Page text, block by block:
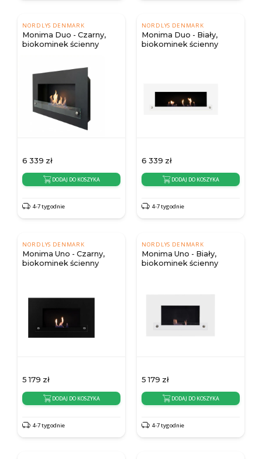
NORDLYS DENMARK
Monima Duo - Czarny,
biokominek ścienny
6 339 zł
DODAJ DO KOSZYKA
4-7 tygodnie
NORDLYS DENMARK
Monima Duo - Biały,
biokominek ścienny
6 339 zł
DODAJ DO KOSZYKA
4-7 tygodnie
NORDLYS DENMARK
Monima Uno - Czarny,
biokominek ścienny
5 179 zł
DODAJ DO KOSZYKA
4-7 tygodnie
NORDLYS DENMARK
Monima Uno - Biały,
biokominek ścienny
5 179 zł
DODAJ DO KOSZYKA
4-7 tygodnie